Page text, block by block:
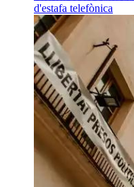
d'estafa telefònica